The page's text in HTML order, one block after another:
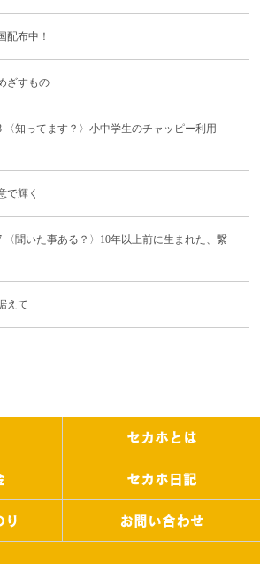
配布中！
ざすもの
〈知ってます？〉小中学生のチャッピー利用
で輝く
〈聞いた事ある？〉10年以上前に生まれた、繋
えて
セカホとは
セカホ日記
り お問い合わせ